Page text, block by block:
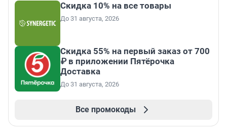
Скидка 10% на все товары
До 31 августа, 2026
Скидка 55% на первый заказ от 700
₽ в приложении Пятёрочка
Доставка
До 31 августа, 2026
Все промокоды